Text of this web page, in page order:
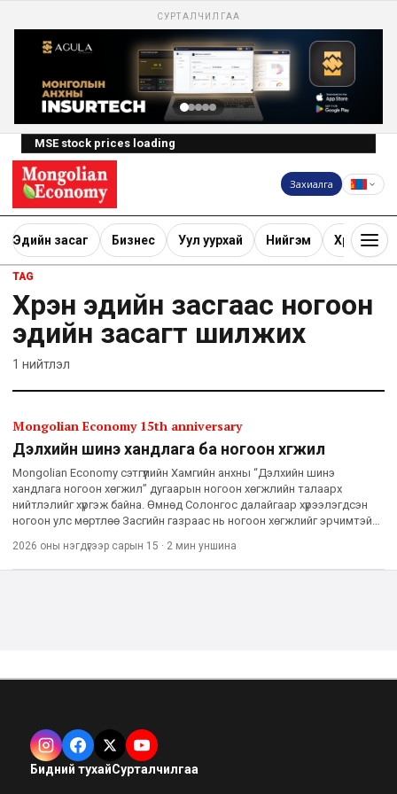
СУРТАЛЧИЛГАА
MSE stock prices loading
Захиалга
Эдийн засаг Бизнес Уул уурхай Нийгэм Хөрөнгө
TAG
Хүрэн эдийн засгаас ногоон
эдийн засагт шилжих
1 нийтлэл
Mongolian Economy 15th anniversary
Дэлхийн шинэ хандлага ба ногоон хөгжил
Mongolian Economy сэтгүүлийн Хамгийн анхны “Дэлхийн шинэ
хандлага ногоон хөгжил” дугаарын ногоон хөгжлийн талаарх
нийтлэлийг хүргэж байна. Өмнөд Солонгос далайгаар хүрээлэгдсэн
ногоон улс мөртлөө Засгийн газраас нь ногоон хөгжлийг эрчимтэй
2026 оны нэгдүгээр сарын 15 · 2 мин уншина
Бидний тухайСурталчилгаа